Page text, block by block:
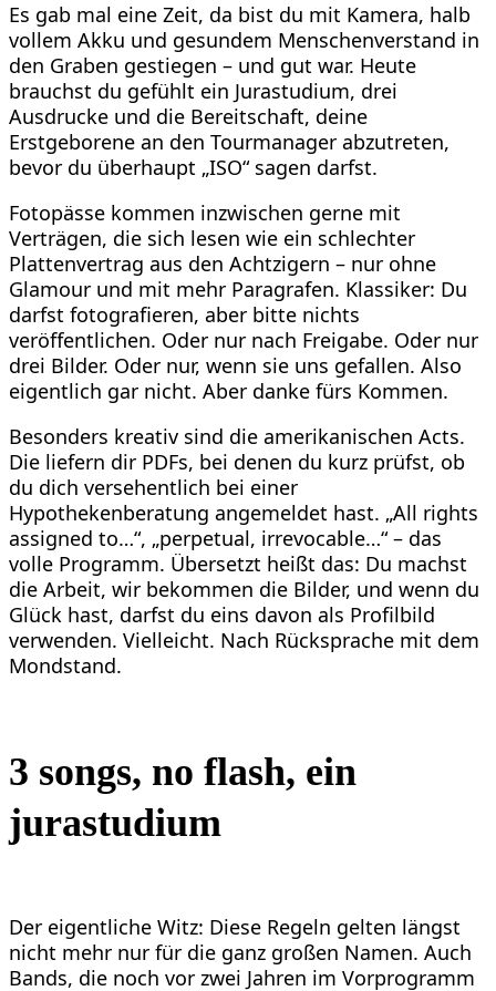
Es gab mal eine Zeit, da bist du mit Kamera, halb
vollem Akku und gesundem Menschenverstand in
den Graben gestiegen – und gut war. Heute
brauchst du gefühlt ein Jurastudium, drei
Ausdrucke und die Bereitschaft, deine
Erstgeborene an den Tourmanager abzutreten,
bevor du überhaupt „ISO“ sagen darfst.
Fotopässe kommen inzwischen gerne mit
Verträgen, die sich lesen wie ein schlechter
Plattenvertrag aus den Achtzigern – nur ohne
Glamour und mit mehr Paragrafen. Klassiker: Du
darfst fotografieren, aber bitte nichts
veröffentlichen. Oder nur nach Freigabe. Oder nur
drei Bilder. Oder nur, wenn sie uns gefallen. Also
eigentlich gar nicht. Aber danke fürs Kommen.
Besonders kreativ sind die amerikanischen Acts.
Die liefern dir PDFs, bei denen du kurz prüfst, ob
du dich versehentlich bei einer
Hypothekenberatung angemeldet hast. „All rights
assigned to…“, „perpetual, irrevocable…“ – das
volle Programm. Übersetzt heißt das: Du machst
die Arbeit, wir bekommen die Bilder, und wenn du
Glück hast, darfst du eins davon als Profilbild
verwenden. Vielleicht. Nach Rücksprache mit dem
Mondstand.
3 songs, no flash, ein
jurastudium
Der eigentliche Witz: Diese Regeln gelten längst
nicht mehr nur für die ganz großen Namen. Auch
Bands, die noch vor zwei Jahren im Vorprogramm